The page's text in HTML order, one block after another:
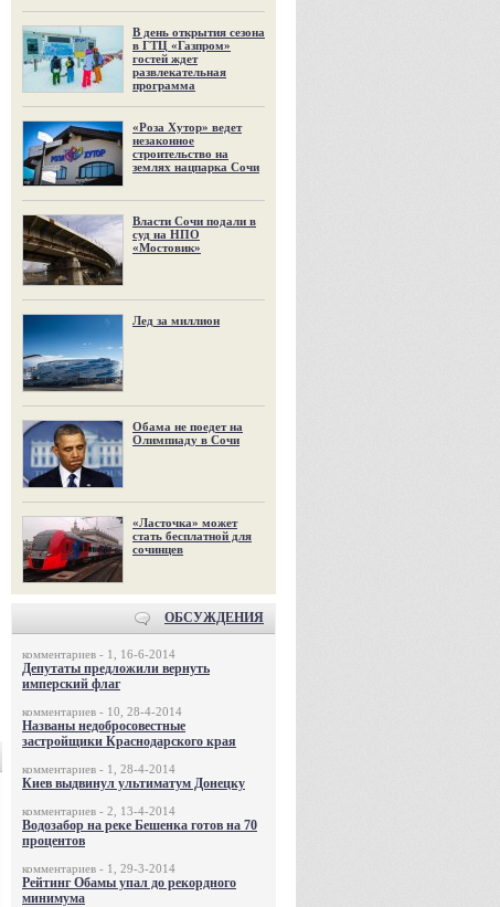
В день открытия сезона
в ГТЦ «Газпром»
гостей ждет
развлекательная
программа
«Роза Хутор» ведет
незаконное
строительство на
землях нацпарка Сочи
Власти Сочи подали в
суд на НПО
«Мостовик»
Лед за миллион
Обама не поедет на
Олимпиаду в Сочи
«Ласточка» может
стать бесплатной для
сочинцев
ОБСУЖДЕНИЯ
комментариев - 1, 16-6-2014
Депутаты предложили вернуть
имперский флаг
комментариев - 10, 28-4-2014
Названы недобросовестные
застройщики Краснодарского края
комментариев - 1, 28-4-2014
Киев выдвинул ультиматум Донецку
комментариев - 2, 13-4-2014
Водозабор на реке Бешенка готов на 70
процентов
комментариев - 1, 29-3-2014
Рейтинг Обамы упал до рекордного
минимума